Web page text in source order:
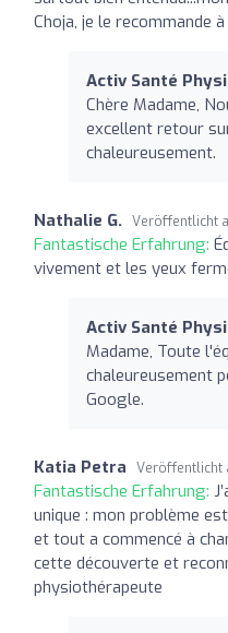
Choja, je le recommande
Activ Santé
Chère Madame,
excellent retour
chaleureusement.
Nathalie G. Veröffentlicht
Fantastische Erfahrung:
vivement et les yeux
Activ Santé
Madame, Toute
chaleureusement
Google.
Katia Petra Veröffentlicht
Fantastische Erfahrung:
unique : mon problème
et tout a commencé à
cette découverte et
physiothérapeute